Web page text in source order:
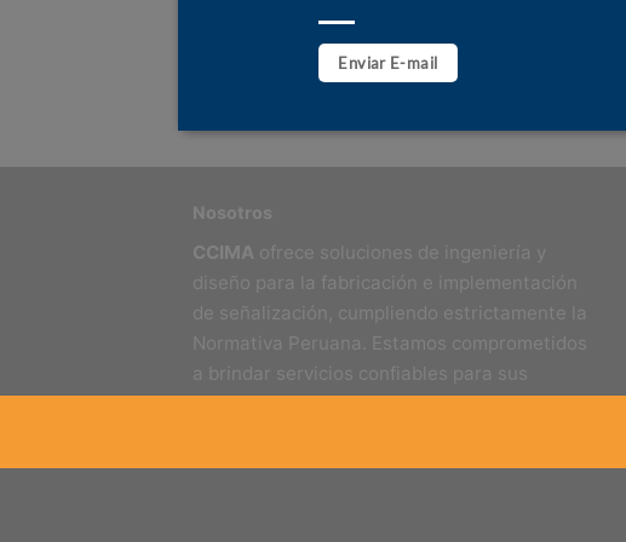
Enviar E-mail
Nosotros
CCIMA ofrece soluciones de ingeniería y
diseño para la fabricación e implementación
de señalización, cumpliendo estrictamente la
Normativa Peruana. Estamos comprometidos
a brindar servicios confiables para sus
proyectos.